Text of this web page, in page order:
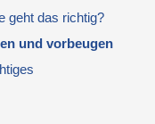
geht das richtig?
und vorbeugen